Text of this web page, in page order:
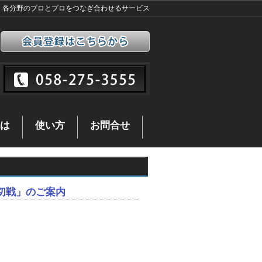
各分野のプロとプロをつなぎ合わせるサービス
使い方 経友会のお知らせ
経天で
使い方 お問合せ
戦」のご案内